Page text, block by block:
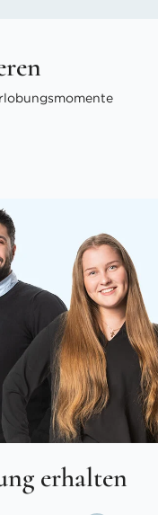
erhalten